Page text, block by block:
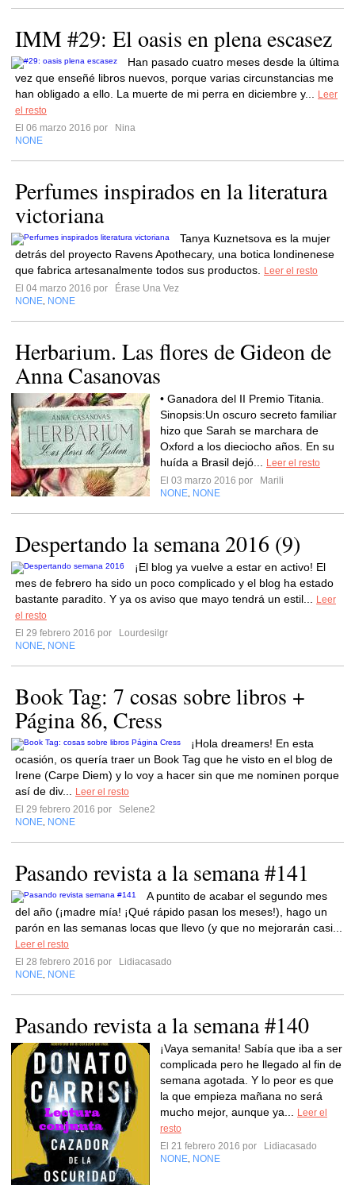
IMM #29: El oasis en plena escasez
Han pasado cuatro meses desde la última
vez que enseñé libros nuevos, porque varias circunstancias me
han obligado a ello. La muerte de mi perra en diciembre y...
Leer
el resto
El 06 marzo 2016 por
Nina
NONE
Perfumes inspirados en la literatura
victoriana
Tanya Kuznetsova es la mujer
detrás del proyecto Ravens Apothecary, una botica londinenese
que fabrica artesanalmente todos sus productos.
Leer el resto
El 04 marzo 2016 por
Érase Una Vez
NONE NONE
Herbarium. Las flores de Gideon de
Anna Casanovas
• Ganadora del II Premio Titania.
Sinopsis:Un oscuro secreto familiar
hizo que Sarah se marchara de
Oxford a los dieciocho años. En su
huída a Brasil dejó...
Leer el resto
El 03 marzo 2016 por
Marili
NONE NONE
Despertando la semana 2016 (9)
¡El blog ya vuelve a estar en activo! El
mes de febrero ha sido un poco complicado y el blog ha estado
bastante paradito. Y ya os aviso que mayo tendrá un estil...
Leer
el resto
El 29 febrero 2016 por
Lourdesilgr
NONE NONE
Book Tag: 7 cosas sobre libros +
Página 86, Cress
¡Hola dreamers! En esta
ocasión, os quería traer un Book Tag que he visto en el blog de
Irene (Carpe Diem) y lo voy a hacer sin que me nominen porque
así de div...
Leer el resto
El 29 febrero 2016 por
Selene2
NONE NONE
Pasando revista a la semana #141
A puntito de acabar el segundo mes
del año (¡madre mía! ¡Qué rápido pasan los meses!), hago un
parón en las semanas locas que llevo (y que no mejorarán casi...
Leer el resto
El 28 febrero 2016 por
Lidiacasado
NONE NONE
Pasando revista a la semana #140
¡Vaya semanita! Sabía que iba a ser
complicada pero he llegado al fin de
semana agotada. Y lo peor es que
la que empieza mañana no será
mucho mejor, aunque ya...
Leer el
resto
El 21 febrero 2016 por
Lidiacasado
NONE NONE